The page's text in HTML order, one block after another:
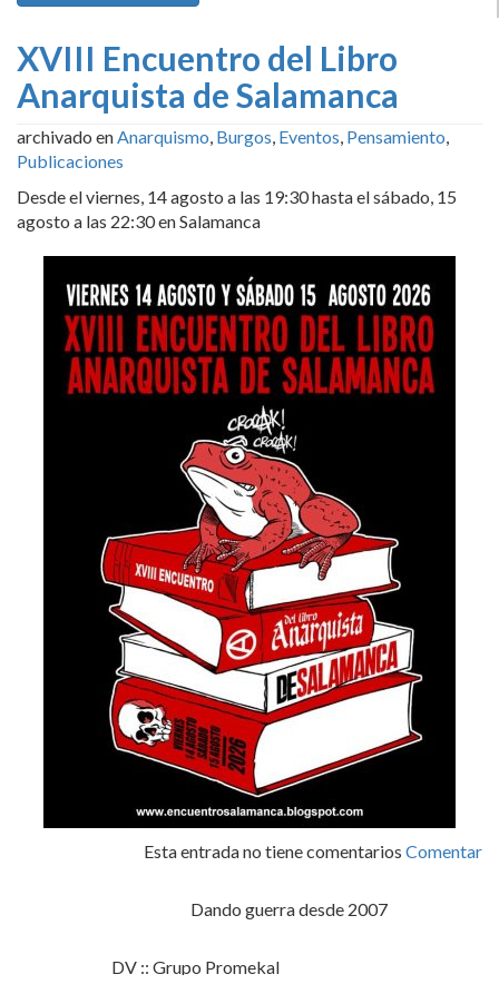
XVIII Encuentro del Libro
Anarquista de Salamanca
archivado enAnarquismo, Burgos, Eventos, Pensamiento,
Publicaciones
Desde el viernes, 14 agosto a las 19:30 hasta el sábado, 15
agosto a las 22:30 en Salamanca
Esta entrada no tiene comentarios Comentar
Dando guerra desde 2007
DV :: Grupo Promekal